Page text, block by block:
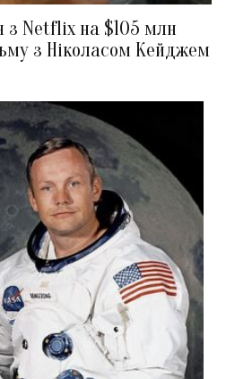
з Netflix на $105 млн
з Ніколасом Кейджем